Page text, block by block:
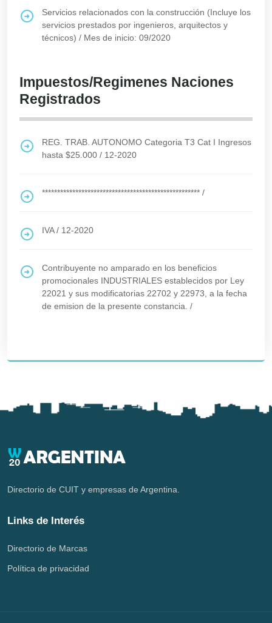
Servicios relacionados con la construcción (Incluye los
servicios prestados por ingenieros, arquitectos y
técnicos) / Mes de inicio: 09/2020
Impuestos/Regimenes Naciones
Registrados
REG. TRAB. AUTONOMO Categoria T3 Cat I Ingresos
hasta $25.000 / 12-2020
**************************************************** /
IVA/ 12-2020
Contribuyente no amparado en los beneficios
promocionales INDUSTRIALES establecidos por Ley
22021 y sus modificatorias 22702 y 22973, a la fecha
de emision de la presente constancia. /
Directorio de CUIT y empresas de Argentina.
Links de Interés
Directorio de Marcas
Política de privacidad